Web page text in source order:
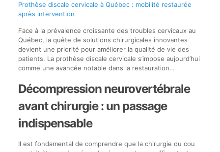
Prothèse discale cervicale à Québec : mobilité restaurée
après intervention
Face à la prévalence croissante des troubles cervicaux au
Québec, la quête de solutions chirurgicales innovantes
devient une priorité pour améliorer la qualité de vie des
patients. La prothèse discale cervicale s’impose aujourd’hui
comme une avancée notable dans la restauration…
Décompression neurovertébrale
avant chirurgie : un passage
indispensable
Il est fondamental de comprendre que la chirurgie du cou